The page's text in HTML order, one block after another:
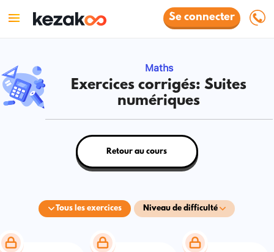
Se connecter
Maths
Exercices corrigés: Suites
numériques
Tous les exercices Niveau de difficulté
Retour au cours